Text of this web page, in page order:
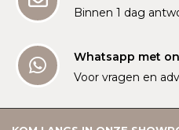
Binnen 1 dag
Whatsapp met
Voor vragen en